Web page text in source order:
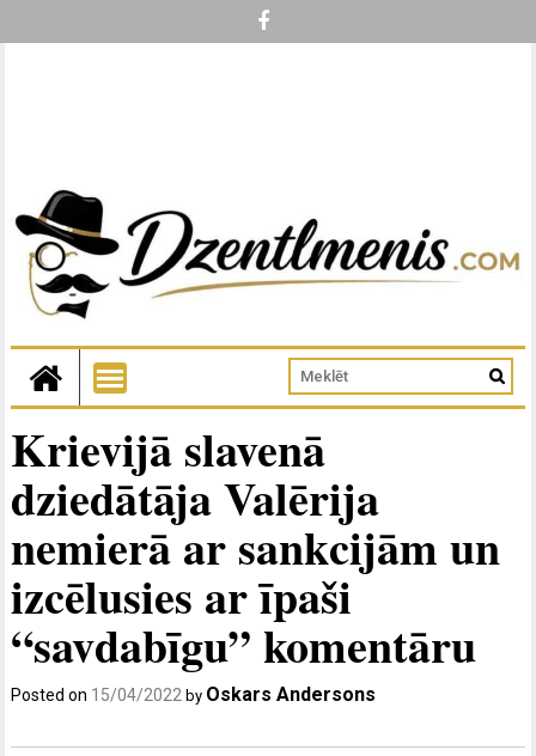
Krievijā slavenā
dziedātāja Valērija
nemierā ar sankcijām un
izcēlusies ar īpaši
“savdabīgu” komentāru
Posted on 15/04/2022 by Oskars Andersons